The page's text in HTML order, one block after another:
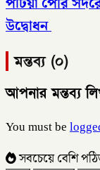
উদ্বোধন
মন্তব্য (০)
আপনার মন্তব্য
You must be
সবচেয়ে বেশি